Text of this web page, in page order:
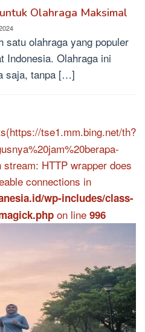
Olahraga Maksimal
satu olahraga yang populer
Indonesia. Olahraga ini
saja, tanpa […]
tse1.mm.bing.net/th?
HTTP wrapper does
connections in
wp-includes/class-
on line 996